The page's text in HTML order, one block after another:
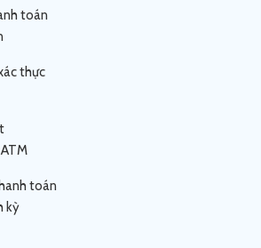
toán
thực
toán
kỳ